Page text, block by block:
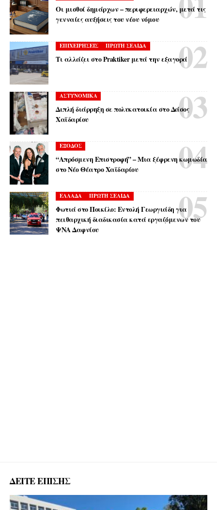
Οι μισθοί δημάρχων – περιφερειαρχών, μετά τις
γενναίες αυξήσεις του νέου νόμου
ΕΠΙΧΕΙΡΗΣΕΙΣ ΠΡΩΤΗ ΣΕΛΙΔΑ
Τι αλλάζει στο Praktiker μετά την εξαγορά
ΑΣΤΥΝΟΜΙΚΑ
Διπλή διάρρηξη σε πολυκατοικία στο Δάσος
Χαϊδαρίου
ΕΞΟΔΟΣ
“Απρόσμενη Επιστροφή” – Μια ξέφρενη κωμωδία
στο Νέο Θέατρο Χαϊδαρίου
ΕΛΛΑΔΑ ΠΡΩΤΗ ΣΕΛΙΔΑ
Φωτιά στο Ποικίλο: Εντολή Γεωργιάδη για
πειθαρχική διαδικασία κατά εργαζόμενων του
ΨΝΑ Δαφνίου
ΔΕΙΤΕ ΕΠΙΣΗΣ